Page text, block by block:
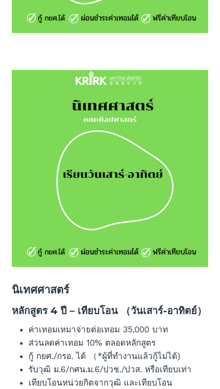
นิเทศศาสตร์
หลักสูตร 4 ปี – เทียบโอน （วันเสาร์-อาทิตย์）
ค่าเทอมเหมาจ่ายต่อเทอม 35,000 บาท
ส่วนลดค่าเทอม 10% ตลอดหลักสูตร
กู้ กยศ./กรอ. ได้ （*ผู้ที่ทำงานแล้วกู้ไม่ได้)
รับวุฒิ ม.6/กศน.ม.6/ปวช./ปวส. หรือเทียบเท่า
เทียบโอนหน่วยกิตจากวุฒิ และเทียบโอน